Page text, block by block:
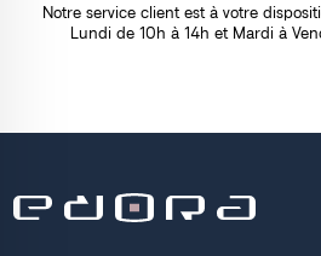
Notre service client est à votre
Lundi de 10h à 14h et Mardi à